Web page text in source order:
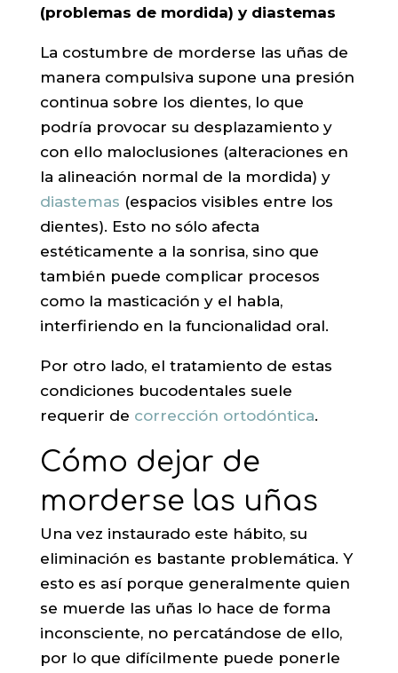
(problemas de mordida) y diastemas
La costumbre de morderse las uñas de
manera compulsiva supone una presión
continua sobre los dientes, lo que
podría provocar su desplazamiento y
con ello maloclusiones (alteraciones en
la alineación normal de la mordida) y
diastemas (espacios visibles entre los
dientes). Esto no sólo afecta
estéticamente a la sonrisa, sino que
también puede complicar procesos
como la masticación y el habla,
interfiriendo en la funcionalidad oral.
Por otro lado, el tratamiento de estas
condiciones bucodentales suele
requerir de corrección ortodóntica.
Cómo dejar de
morderse las uñas
Una vez instaurado este hábito, su
eliminación es bastante problemática. Y
esto es así porque generalmente quien
se muerde las uñas lo hace de forma
inconsciente, no percatándose de ello,
por lo que difícilmente puede ponerle